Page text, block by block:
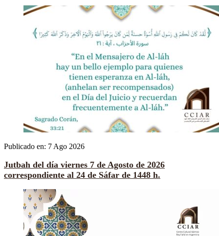
Publicado en: 7 Ago 2026
Jutbah del día viernes 7 de Agosto de 2026
correspondiente al 24 de Sáfar de 1448 h.